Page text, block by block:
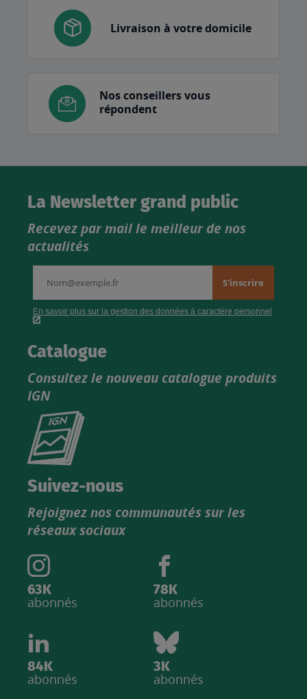
Livraison à votre domicile
Nos conseillers vous
répondent
La Newsletter grand public
Recevez par mail le meilleur de nos
actualités
Catalogue
Consultez le nouveau catalogue produits
IGN
Consultez
catalogue
Suivez-nous
Rejoignez nos communautés sur les
réseaux sociaux
63K
abonnés
78K
abonnés
84K
abonnés
3K
abonnés